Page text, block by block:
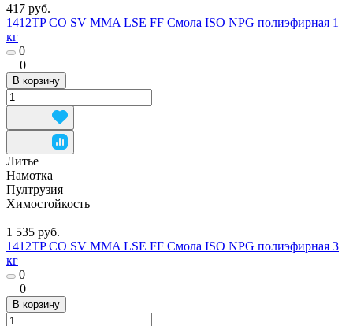
417 руб.
1412TP CO SV MMA LSE FF Смола ISO NPG полиэфирная 1
кг
0
0
В корзину
Литье
Намотка
Пултрузия
Химостойкость
1 535 руб.
1412TP CO SV MMA LSE FF Смола ISO NPG полиэфирная 3
кг
0
0
В корзину